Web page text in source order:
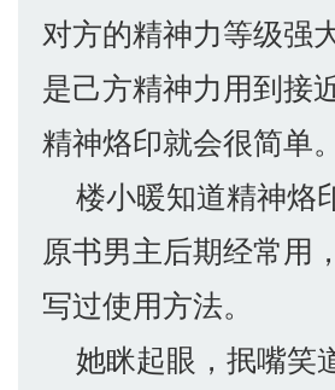
对方的精神力等级强
是己方精神力用到接
精神烙印就会很简单。
楼小暖知道精神烙
原书男主后期经常用
写过使用方法。
她眯起眼，抿嘴笑